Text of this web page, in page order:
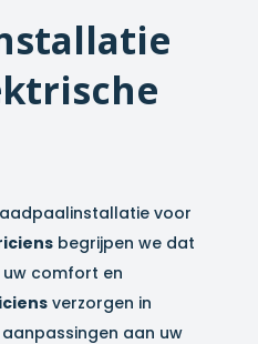
voor
begrijpen we dat
comfort en
verzorgen in
aan uw